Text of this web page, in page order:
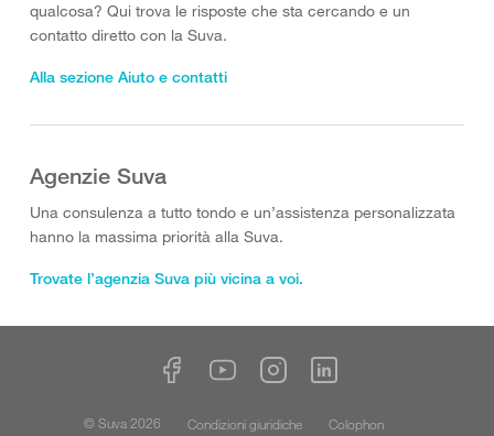
qualcosa? Qui trova le risposte che sta cercando e un
contatto diretto con la Suva.
Alla sezione Aiuto e contatti
Agenzie Suva
Una consulenza a tutto tondo e un’assistenza personalizzata
hanno la massima priorità alla Suva.
Trovate l’agenzia Suva più vicina a voi.
© Suva 2026 Condizioni giuridiche Colophon